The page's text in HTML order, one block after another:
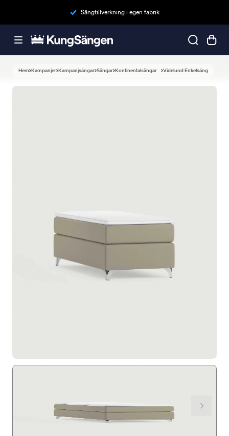
Sängtillverkning i egen fabrik
Hem Kampanjer Kampanjsängar Sängar Kontinentalsängar Videlund Enkelsäng